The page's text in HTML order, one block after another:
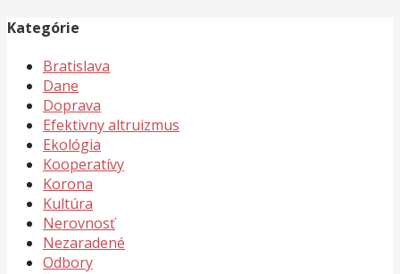
Kategórie
Bratislava
Dane
Doprava
Efektivny altruizmus
Ekológia
Kooperatívy
Korona
Kultúra
Nerovnosť
Nezaradené
Odbory